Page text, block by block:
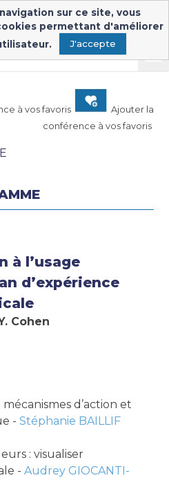
à vos favoris
Ajouter la
conférence à vos favoris
à l’usage
d’expérience
Cohen
d’action et
-Stéphanie BAILLIF
: visualiser
-Audrey GIOCANTI-
sur ce site, vous
permettant d'améliorer
J'accepte